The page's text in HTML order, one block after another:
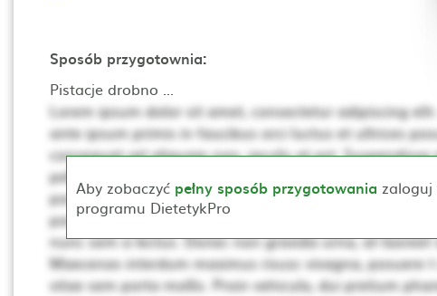
Sposób przygotownia:
Pistacje drobno ...
Lorem ipsum dolor sit amet, consectetur adipiscing
ante ipsum primis in faucibus orci luctus et ultrices
consequat vel aliquam non, iaculis at est.
pellentesque. Ut non neque a mi consequat posuere.
porta, lectus dui rhoncus magna, at posuere t
porta mollis. Proin vehicula, dui pretium pharetra
nunc sem a lectus. Donec non gravida urna, at
Maecenas interdum maximus risusc vivagna, posuere
vitae sem porta mollis. Proin vehicula, dui pretium
Aby zobaczyć pełny sposób przygotowania zaloguj
programu DietetykPro